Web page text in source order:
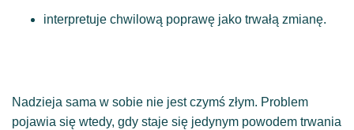
interpretuje chwilową poprawę jako trwałą zmianę.
Nadzieja sama w sobie nie jest czymś złym. Problem
pojawia się wtedy, gdy staje się jedynym powodem trwania